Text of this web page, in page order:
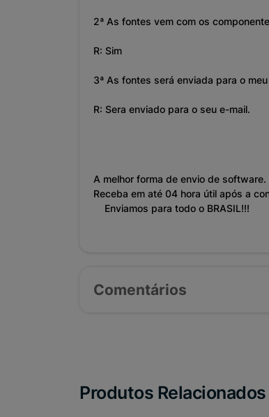
2ª As fontes vem com os
R: Sim
3ª As fontes será enviada para o
R: Sera enviado para o seu e-mail.
A melhor forma de envio de
Receba em até 04 hora útil após a
Enviamos para todo o BRASIL!!!
Comentários
Produtos Relacionados